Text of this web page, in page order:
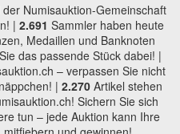
Numisauktion-Gemeinschaft
| 2.691 Sammler haben heute
Medaillen und Banknoten
das passende Stück dabei! |
– verpassen Sie nicht
| 2.270 Artikel stehen
Sichern Sie sich
tun – jede Auktion kann Ihre